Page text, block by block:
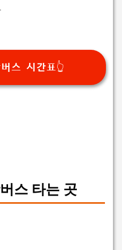
스 시간표👆
스 타는 곳